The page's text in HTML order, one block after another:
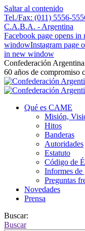
Saltar al contenido
Tel./Fax: (011) 5556-
C.A.B.A. - Argentina
Facebook page opens
windowInstagram page
in new window
Confederación
60 años de compromiso
Qué es CAME
Misión,
Hitos
Banderas
Autoridades
Estatuto
Código de
Informes de
Preguntas
Novedades
Prensa
Buscar:
Buscar